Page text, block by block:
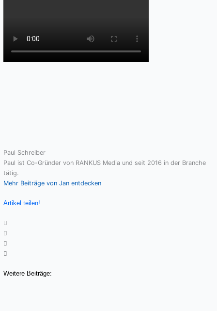
Paul Schreiber
Paul ist Co-Gründer von RANKUS Media und seit 2016 in der Branche
tätig.
Mehr Beiträge von Jan entdecken
Artikel teilen!
Weitere Beiträge: